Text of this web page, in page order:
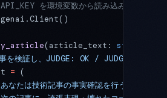
を環境変数から読み込みます
genai.Client()
(article_text: str
を検証し、JUDGE: OK / JUDGE: REVISE
= (
たは技術記事の事実確認を行う校閲者で